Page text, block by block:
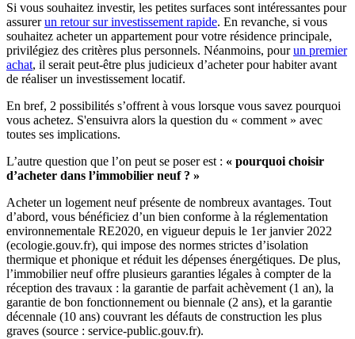
Si vous souhaitez investir, les petites surfaces sont intéressantes pour
assurerun retour sur investissement rapide. En revanche, si vous
souhaitez acheter un appartement pour votre résidence principale,
privilégiez des critères plus personnels. Néanmoins, pourun premier
achat, il serait peut-être plus judicieux d’acheter pour habiter avant
de réaliser un investissement locatif.
En bref, 2 possibilités s’offrent à vous lorsque vous savez pourquoi
vous achetez. S'ensuivra alors la question du « comment » avec
toutes ses implications.
L’autre question que l’on peut se poser est : « pourquoi choisir
d’acheter dans l’immobilier neuf ? »
Acheter un logement neuf présente de nombreux avantages. Tout
d’abord, vous bénéficiez d’un bien conforme à la réglementation
environnementale RE2020, en vigueur depuis le 1er janvier 2022
(ecologie.gouv.fr), qui impose des normes strictes d’isolation
thermique et phonique et réduit les dépenses énergétiques. De plus,
l’immobilier neuf offre plusieurs garanties légales à compter de la
réception des travaux : la garantie de parfait achèvement (1 an), la
garantie de bon fonctionnement ou biennale (2 ans), et la garantie
décennale (10 ans) couvrant les défauts de construction les plus
graves (source : service-public.gouv.fr).